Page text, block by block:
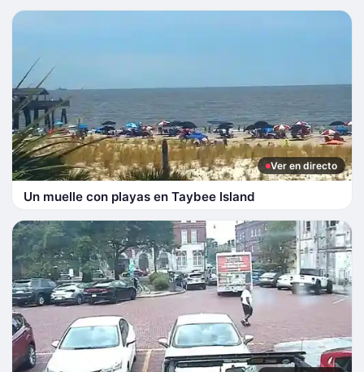
Ver en directo
Un muelle con playas en Taybee Island